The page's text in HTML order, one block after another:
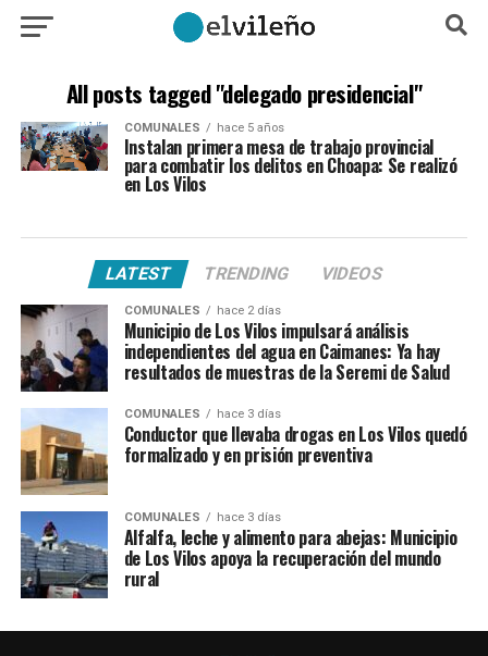
All posts tagged "delegado presidencial"
COMUNALES hace 5 años
Instalan primera mesa de trabajo provincial
para combatir los delitos en Choapa: Se realizó
en Los Vilos
LATEST TRENDING VIDEOS
COMUNALES hace 2 días
Municipio de Los Vilos impulsará análisis
independientes del agua en Caimanes: Ya hay
resultados de muestras de la Seremi de Salud
COMUNALES hace 3 días
Conductor que llevaba drogas en Los Vilos quedó
formalizado y en prisión preventiva
COMUNALES hace 3 días
Alfalfa, leche y alimento para abejas: Municipio
de Los Vilos apoya la recuperación del mundo
rural